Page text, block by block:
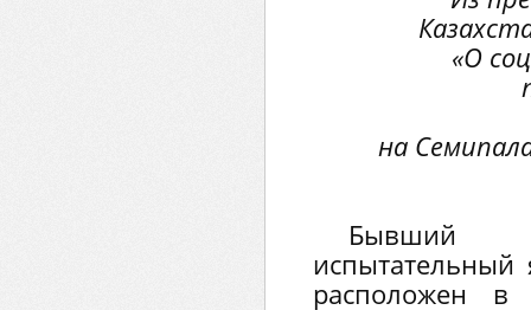
«О
на
Бывший
расположен в